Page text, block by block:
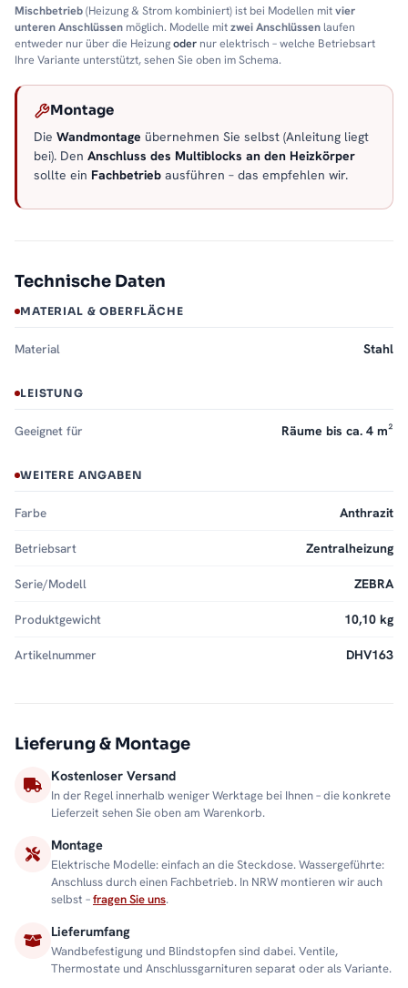
Mischbetrieb(Heizung & Strom kombiniert) ist bei Modellen mitvier
unteren Anschlüssen möglich. Modelle mitzwei Anschlüssen laufen
entweder nur über die Heizungoder nur elektrisch – welche Betriebsart
Ihre Variante unterstützt, sehen Sie oben im Schema.
Montage
Die Wandmontage übernehmen Sie selbst (Anleitung liegt
bei). Den Anschluss des Multiblocks an den Heizkörper
sollte ein Fachbetrieb ausführen – das empfehlen wir.
Technische Daten
MATERIAL & OBERFLÄCHE
Material Stahl
LEISTUNG
Geeignet für Räume bis ca. 4 m²
WEITERE ANGABEN
Farbe Anthrazit
Betriebsart Zentralheizung
Serie/Modell ZEBRA
Produktgewicht 10,10 kg
Artikelnummer DHV163
Lieferung & Montage
Kostenloser Versand
In der Regel innerhalb weniger Werktage bei Ihnen – die konkrete
Lieferzeit sehen Sie oben am Warenkorb.
Montage
Elektrische Modelle: einfach an die Steckdose. Wassergeführte:
Anschluss durch einen Fachbetrieb. In NRW montieren wir auch
selbst –fragen Sie uns.
Lieferumfang
Wandbefestigung und Blindstopfen sind dabei. Ventile,
Thermostate und Anschlussgarnituren separat oder als Variante.